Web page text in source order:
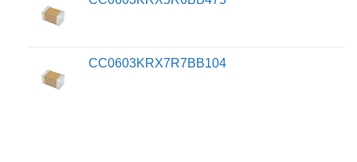
CC0603KRX7R7BB104